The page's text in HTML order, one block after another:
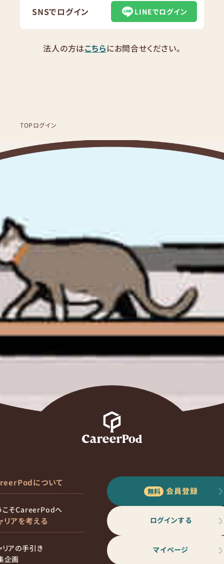
SNSでログイン LINEでログイン
法人の方はこちらにお問合せください。
TOPログイン
について
こそCareerPodへ
リアを考える
リアの手引き
企画
会員登録
ログインする
マイページ